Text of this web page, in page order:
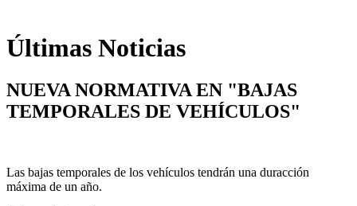
Últimas Noticias
NUEVA NORMATIVA EN "BAJAS
TEMPORALES DE VEHÍCULOS"
Las bajas temporales de los vehículos tendrán una duracción
máxima de un año.